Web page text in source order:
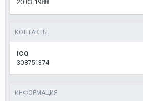
20.03.1988
КОНТАКТЫ
ICQ
308751374
ИНФОРМАЦИЯ